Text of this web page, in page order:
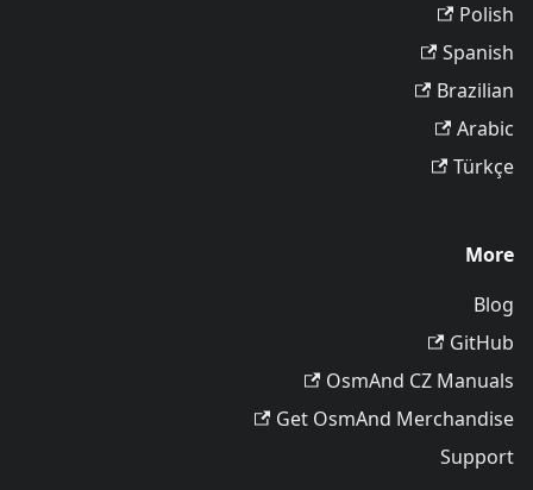
Polish
Spanish
Brazilian
Arabic
Türkçe
More
Blog
GitHub
OsmAnd CZ Manuals
Get OsmAnd Merchandise
Support